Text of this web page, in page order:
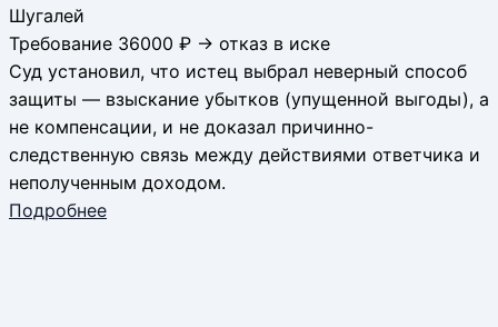
Шугалей
Требование 36000 ₽ → отказ в иске
Суд установил, что истец выбрал неверный способ
защиты — взыскание убытков (упущенной выгоды), а
не компенсации, и не доказал причинно-
следственную связь между действиями ответчика и
неполученным доходом.
Подробнее